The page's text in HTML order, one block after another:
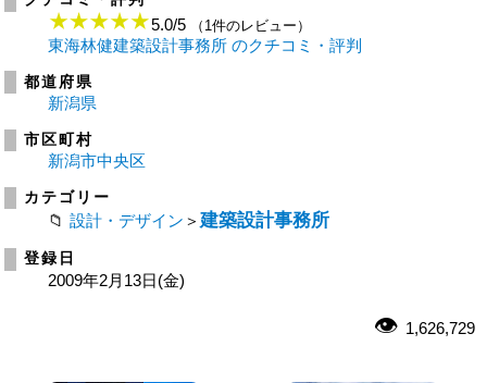
5.0/5 （1件のレビュー）
東海林健建築設計事務所 のクチコミ・評判
都道府県
新潟県
市区町村
新潟市中央区
カテゴリー
設計・デザイン ＞ 建築設計事務所
登録日
2009年2月13日(金)
1,626,729